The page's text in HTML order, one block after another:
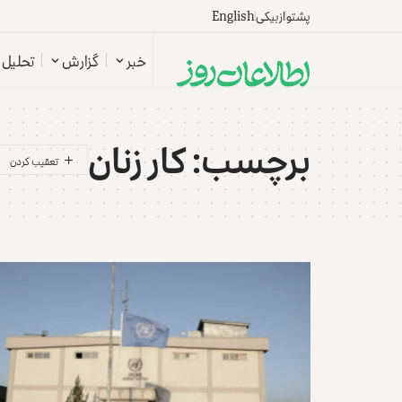
پشتوازبیکیEnglish
خبر گزارش تحلیل
برچسب:کار زنان